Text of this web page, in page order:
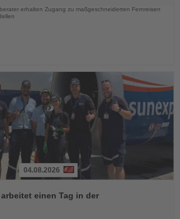
erhalten Zugang zu maßgeschneiderten Fernreisen
04.08.2026
einen Tag in der